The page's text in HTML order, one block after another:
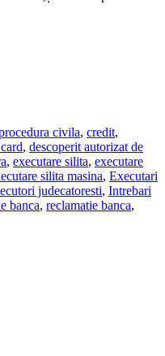
civila, credit,
, descoperit autorizat de
, executare silita, executare
silita masina, Executari
judecatoresti, Intrebari
banca, reclamatie banca,